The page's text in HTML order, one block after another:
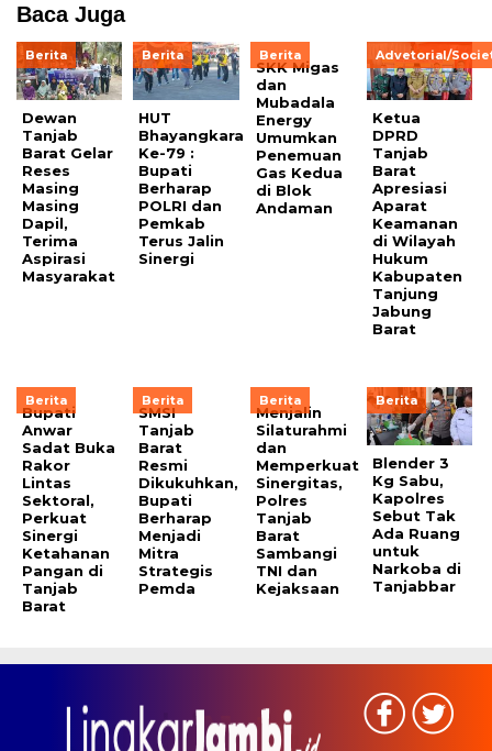
Baca Juga
Berita
Dewan
Tanjab
Barat Gelar
Reses
Masing
Masing
Dapil,
Terima
Aspirasi
Masyarakat
Berita
HUT
Bhayangkara
Ke-79 :
Bupati
Berharap
POLRI dan
Pemkab
Terus Jalin
Sinergi
Berita
SKK Migas
dan
Mubadala
Energy
Umumkan
Penemuan
Gas Kedua
di Blok
Andaman
Advetorial/
Ketua
DPRD
Tanjab
Barat
Apresiasi
Aparat
Keamanan
di Wilayah
Hukum
Kabupaten
Tanjung
Jabung
Barat
Berita
Bupati
Anwar
Sadat Buka
Rakor
Lintas
Sektoral,
Perkuat
Sinergi
Ketahanan
Pangan di
Tanjab
Barat
Berita
SMSI
Tanjab
Barat
Resmi
Dikukuhkan,
Bupati
Berharap
Menjadi
Mitra
Strategis
Pemda
Berita
Menjalin
Silaturahmi
dan
Memperkuat
Sinergitas,
Polres
Tanjab
Barat
Sambangi
TNI dan
Kejaksaan
Berita
Blender 3
Kg Sabu,
Kapolres
Sebut Tak
Ada Ruang
untuk
Narkoba di
Tanjabbar